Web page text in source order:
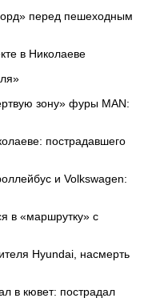
перед пешеходным
в Николаеве
зону» фуры MAN:
пострадавшего
и Volkswagen:
в «маршрутку» с
Hyundai, насмерть
в кювет: пострадал